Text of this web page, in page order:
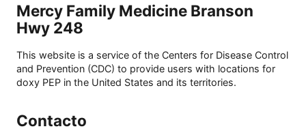
Mercy Family Medicine Branson
Hwy 248
This website is a service of the Centers for Disease Control
and Prevention (CDC) to provide users with locations for
doxy PEP in the United States and its territories.
Contacto